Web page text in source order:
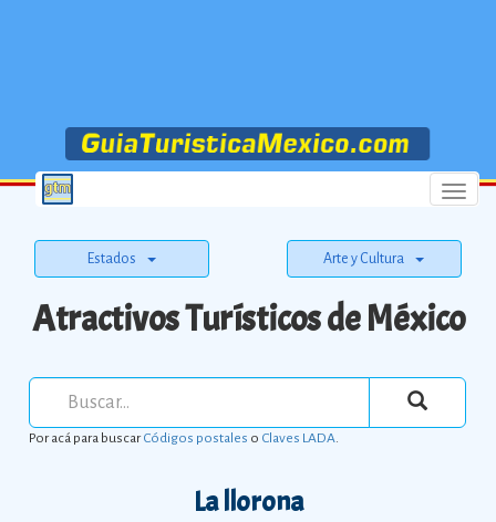
Menu
Estados Arte y Cultura
Atractivos Turísticos de México
Por acá para buscarCódigos postales o Claves LADA.
La llorona